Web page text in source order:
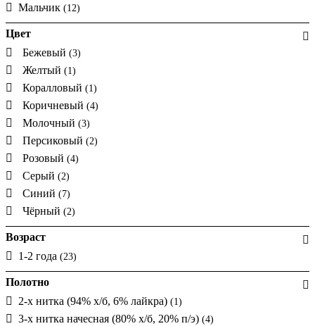
Мальчик (12)
Цвет
Бежевый (3)
Желтый (1)
Коралловый (1)
Коричневый (4)
Молочный (3)
Персиковый (2)
Розовый (4)
Серый (2)
Синий (7)
Чёрный (2)
Возраст
1-2 года (23)
Полотно
2-х нитка (94% х/б, 6% лайкра) (1)
3-х нитка начесная (80% х/б, 20% п/э) (4)